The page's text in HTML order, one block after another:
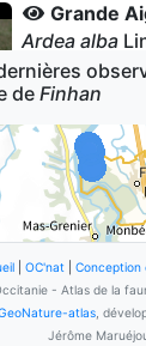
Grande
Ardea alba
10observations
Dernière
Milan noir
Milvus
observations
Dernière
Corneille
Corvus
observations
de Finhan
| OC'nat| Conception
- Atlas de la
atlas ,
Jérôme